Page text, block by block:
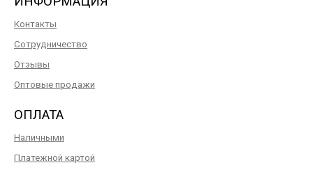
Контакты
Сотрудничество
Отзывы
Оптовые продажи
ОПЛАТА
Наличными
Платежной картой